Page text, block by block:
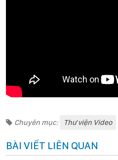
Chuyên mục: Thư viện Video
BÀI VIẾT LIÊN QUAN